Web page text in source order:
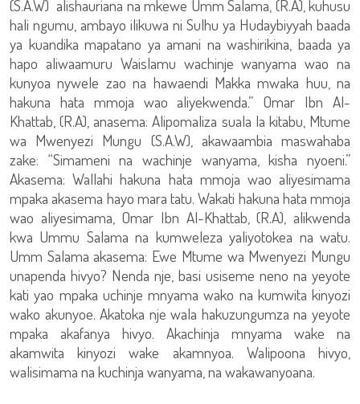
(S.A.W) alishauriana na mkewe Umm Salama, (R.A), kuhusu
hali ngumu, ambayo ilikuwa ni Sulhu ya Hudaybiyyah baada
ya kuandika mapatano ya amani na washirikina, baada ya
hapo aliwaamuru Waislamu wachinje wanyama wao na
kunyoa nywele zao na hawaendi Makka mwaka huu, na
hakuna hata mmoja wao aliyekwenda.” Omar Ibn Al-
Khattab, (R.A), anasema: Alipomaliza suala la kitabu, Mtume
wa Mwenyezi Mungu (S.A.W), akawaambia maswahaba
zake: “Simameni na wachinje wanyama, kisha nyoeni.”
Akasema: Wallahi hakuna hata mmoja wao aliyesimama
mpaka akasema hayo mara tatu. Wakati hakuna hata mmoja
wao aliyesimama, Omar Ibn Al-Khattab, (R.A), alikwenda
kwa Ummu Salama na kumweleza yaliyotokea na watu.
Umm Salama akasema: Ewe Mtume wa Mwenyezi Mungu
unapenda hivyo? Nenda nje, basi usiseme neno na yeyote
kati yao mpaka uchinje mnyama wako na kumwita kinyozi
wako akunyoe. Akatoka nje wala hakuzungumza na yeyote
mpaka akafanya hivyo. Akachinja mnyama wake na
akamwita kinyozi wake akamnyoa. Walipoona hivyo,
walisimama na kuchinja wanyama, na wakawanyoana.